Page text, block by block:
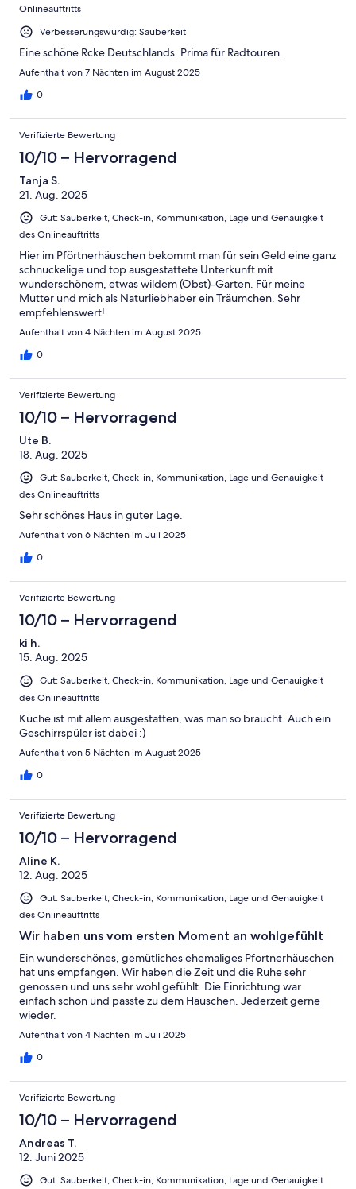
Onlineauftritts
Verbesserungswürdig: Sauberkeit
Eine schöne Rcke Deutschlands. Prima für Radtouren.
Aufenthalt von 7 Nächten im August 2025
0
Verifizierte Bewertung
10/10 – Hervorragend
Tanja S.
21. Aug. 2025
Gut: Sauberkeit, Check-in, Kommunikation, Lage und Genauigkeit
des Onlineauftritts
Hier im Pförtnerhäuschen bekommt man für sein Geld eine ganz
schnuckelige und top ausgestattete Unterkunft mit
wunderschönem, etwas wildem (Obst)-Garten. Für meine
Mutter und mich als Naturliebhaber ein Träumchen. Sehr
empfehlenswert!
Aufenthalt von 4 Nächten im August 2025
0
Verifizierte Bewertung
10/10 – Hervorragend
Ute B.
18. Aug. 2025
Gut: Sauberkeit, Check-in, Kommunikation, Lage und Genauigkeit
des Onlineauftritts
Sehr schönes Haus in guter Lage.
Aufenthalt von 6 Nächten im Juli 2025
0
Verifizierte Bewertung
10/10 – Hervorragend
ki h.
15. Aug. 2025
Gut: Sauberkeit, Check-in, Kommunikation, Lage und Genauigkeit
des Onlineauftritts
Küche ist mit allem ausgestatten, was man so braucht. Auch ein
Geschirrspüler ist dabei :)
Aufenthalt von 5 Nächten im August 2025
0
Verifizierte Bewertung
10/10 – Hervorragend
Aline K.
12. Aug. 2025
Gut: Sauberkeit, Check-in, Kommunikation, Lage und Genauigkeit
des Onlineauftritts
Wir haben uns vom ersten Moment an wohlgefühlt
Ein wunderschönes, gemütliches ehemaliges Pfortnerhäuschen
hat uns empfangen. Wir haben die Zeit und die Ruhe sehr
genossen und uns sehr wohl gefühlt. Die Einrichtung war
einfach schön und passte zu dem Häuschen. Jederzeit gerne
wieder.
Aufenthalt von 4 Nächten im Juli 2025
0
Verifizierte Bewertung
10/10 – Hervorragend
Andreas T.
12. Juni 2025
Gut: Sauberkeit, Check-in, Kommunikation, Lage und Genauigkeit